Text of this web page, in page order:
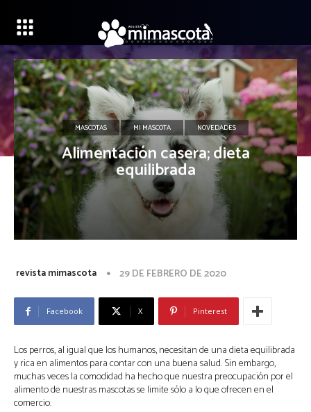
MASCOTAS MI MASCOTA NOVEDADES
Alimentación casera; dieta
equilibrada
revista mimascota 29 DE FEBRERO DE 2020
Facebook X Pinterest
Los perros, al igual que los humanos, necesitan de una dieta equilibrada
y rica en alimentos para contar con una buena salud. Sin embargo,
muchas veces la comodidad ha hecho que nuestra preocupación por el
alimento de nuestras mascotas se limite sólo a lo que ofrecen en el
comercio.